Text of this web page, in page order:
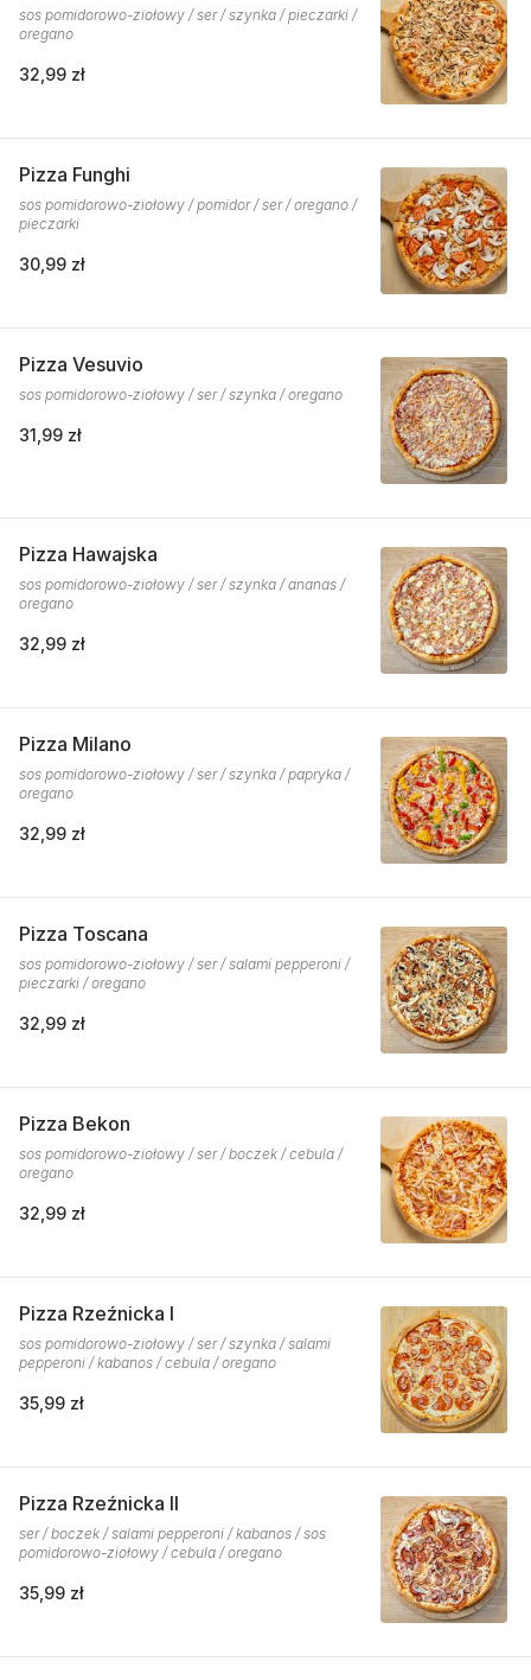
sos pomidorowo-ziołowy / ser / szynka / pieczarki /
oregano
32,99 zł
Pizza Funghi
sos pomidorowo-ziołowy / pomidor / ser / oregano /
pieczarki
30,99 zł
Pizza Vesuvio
sos pomidorowo-ziołowy / ser / szynka / oregano
31,99 zł
Pizza Hawajska
sos pomidorowo-ziołowy / ser / szynka / ananas /
oregano
32,99 zł
Pizza Milano
sos pomidorowo-ziołowy / ser / szynka / papryka /
oregano
32,99 zł
Pizza Toscana
sos pomidorowo-ziołowy / ser / salami pepperoni /
pieczarki / oregano
32,99 zł
Pizza Bekon
sos pomidorowo-ziołowy / ser / boczek / cebula /
oregano
32,99 zł
Pizza Rzeźnicka I
sos pomidorowo-ziołowy / ser / szynka / salami
pepperoni / kabanos / cebula / oregano
35,99 zł
Pizza Rzeźnicka II
ser / boczek / salami pepperoni / kabanos / sos
pomidorowo-ziołowy / cebula / oregano
35,99 zł